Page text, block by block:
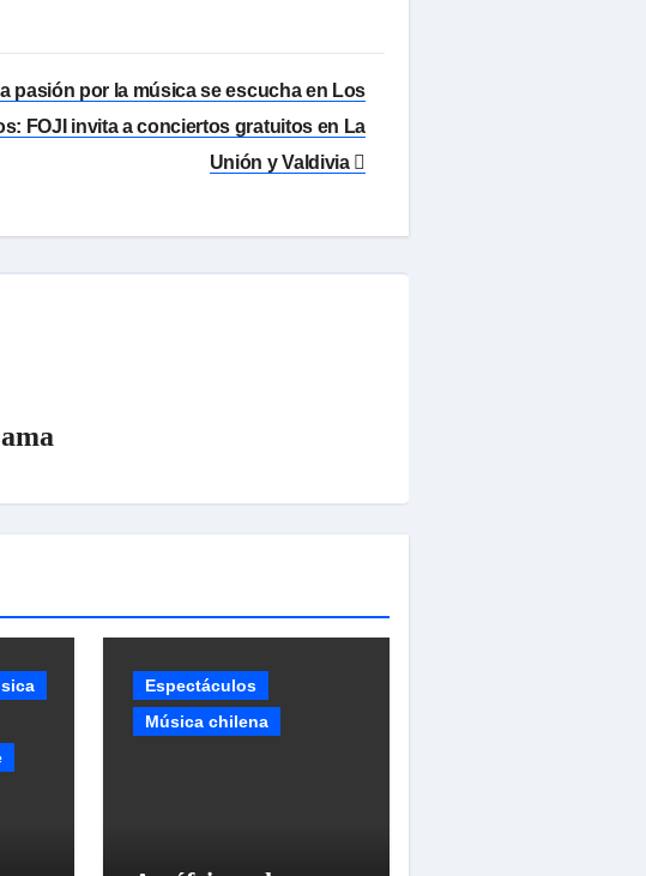
pasión por la música se escucha en Los
FOJI invita a conciertos gratuitos en La
Unión y Valdivia
Espectáculos
Música chilena